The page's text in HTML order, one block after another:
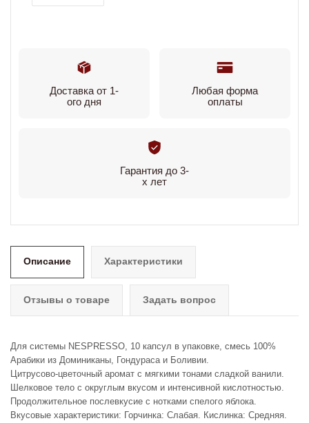
Доставка от 1-
ого дня
Любая форма
оплаты
Гарантия до 3-
х лет
Описание Характеристики
Отзывы о товаре Задать вопрос
Для системы NESPRESSO, 10 капсул в упаковке, смесь 100%
Арабики из Доминиканы, Гондураса и Боливии.
Цитрусово-цветочный аромат с мягкими тонами сладкой ванили.
Шелковое тело с округлым вкусом и интенсивной кислотностью.
Продолжительное послевкусие с нотками спелого яблока.
Вкусовые характеристики: Горчинка: Слабая. Кислинка: Средняя.